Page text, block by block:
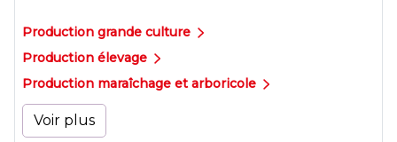
Production grande culture
Production élevage
Production maraîchage et arboricole
Voir plus